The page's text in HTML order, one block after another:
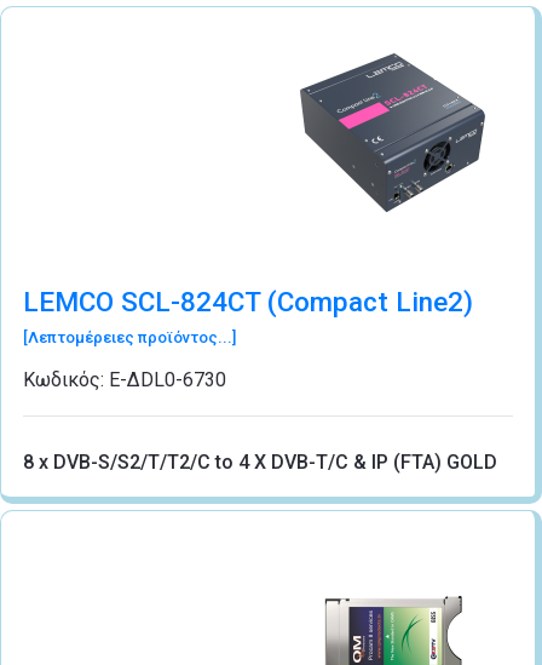
LEMCO SCL-824CT (Compact Line2)
[Λεπτομέρειες προϊόντος...]
Κωδικός: Ε-ΔDL0-6730
8 x DVB-S/S2/T/T2/C to 4 X DVB-T/C & IP (FTA) GOLD